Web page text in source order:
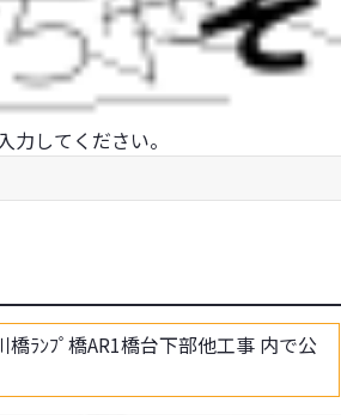
力してください。
ﾗﾝﾌﾟ橋AR1橋台下部他工事 内で公